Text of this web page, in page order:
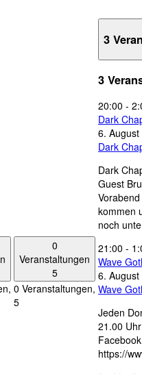
0
Veranstaltungen
5
0 Veranstaltungen,
5
3
3
20:00 -
Dark
6.
Dark
Dark
Guest
kommen
noch
21:00 -
Wave
6.
Wave
Jeden
21.00
https://